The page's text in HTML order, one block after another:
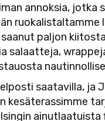
annoksia, jotka
ruokalistaltamme
saanut paljon kiitosta
salaatteja,
saatavilla, ja
kesäterassimme
ainutlaatuista